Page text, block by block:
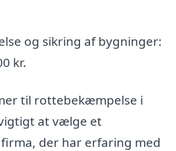
og sikring af bygninger:
kr.
til rottebekæmpelse i
at vælge et
der har erfaring med